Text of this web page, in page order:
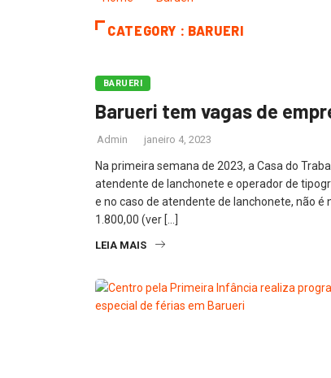
CATEGORY : BARUERI
BARUERI
Barueri tem vagas de
Admin janeiro 4, 2023
Na primeira semana de 2023, a Casa do
atendente de lanchonete e operador de
e no caso de atendente de lanchonete, não é
1.800,00 (ver […]
LEIA MAIS